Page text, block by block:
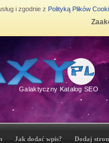
i zgodnie z Polityką Plików
Galaktyczny Katalog SEO
Jak dodać wpis? Dodaj